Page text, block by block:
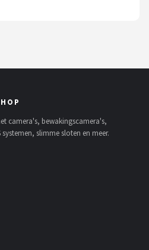
camera's, bewakingscamera's,
slimme sloten en meer.